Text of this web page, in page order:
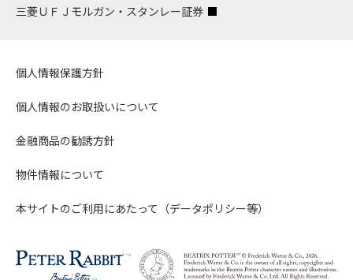
三菱ＵＦＪモルガン・スタンレー証券
個人情報保護方針
個人情報のお取扱いについて
金融商品の勧誘方針
物件情報について
本サイトのご利用にあたって（データポリシー等）